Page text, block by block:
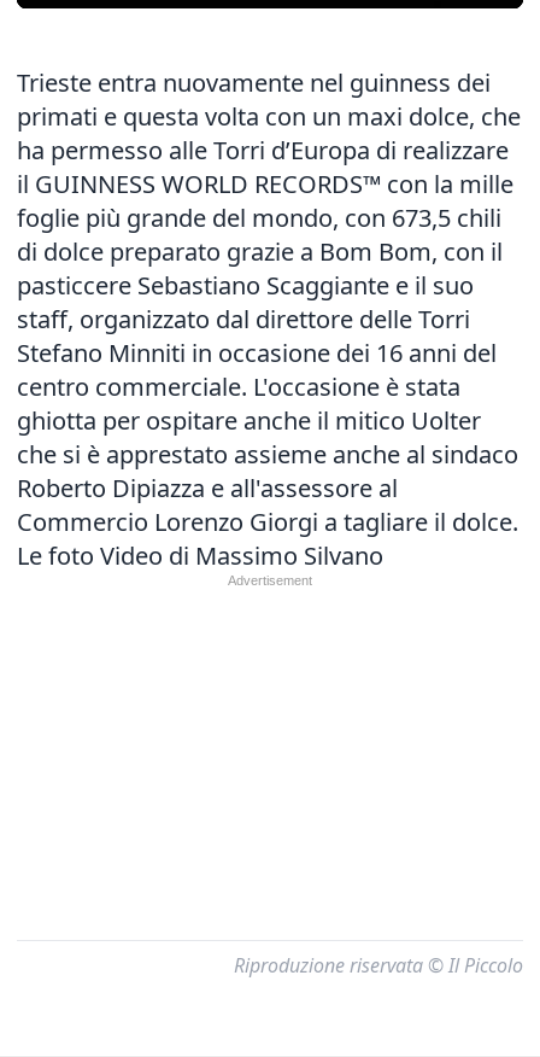
Trieste entra nuovamente nel guinness dei
primati e questa volta con un maxi dolce, che
ha permesso alle Torri d’Europa di realizzare
il GUINNESS WORLD RECORDS™ con la mille
foglie più grande del mondo, con 673,5 chili
di dolce preparato grazie a Bom Bom, con il
pasticcere Sebastiano Scaggiante e il suo
staff, organizzato dal direttore delle Torri
Stefano Minniti in occasione dei 16 anni del
centro commerciale. L'occasione è stata
ghiotta per ospitare anche il mitico Uolter
che si è apprestato assieme anche al sindaco
Roberto Dipiazza e all'assessore al
Commercio Lorenzo Giorgi a tagliare il dolce.
Le foto Video di Massimo Silvano
Riproduzione riservata © Il Piccolo